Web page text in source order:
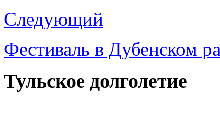
Следующий
Фестиваль в Дубенском
Тульское долголетие